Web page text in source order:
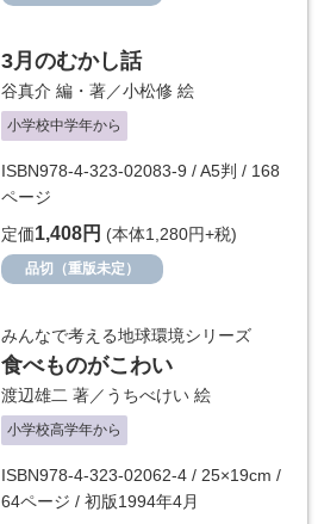
3月のむかし話
谷真介 編・著／小松修 絵
小学校中学年から
ISBN978-4-323-02083-9 / A5判 / 168
ページ
定価1,408円 (本体1,280円+税)
品切（重版未定）
みんなで考える地球環境シリーズ
食べものがこわい
渡辺雄二 著／ うちべけい 絵
小学校高学年から
ISBN978-4-323-02062-4 / 25×19cm /
64ページ / 初版1994年4月